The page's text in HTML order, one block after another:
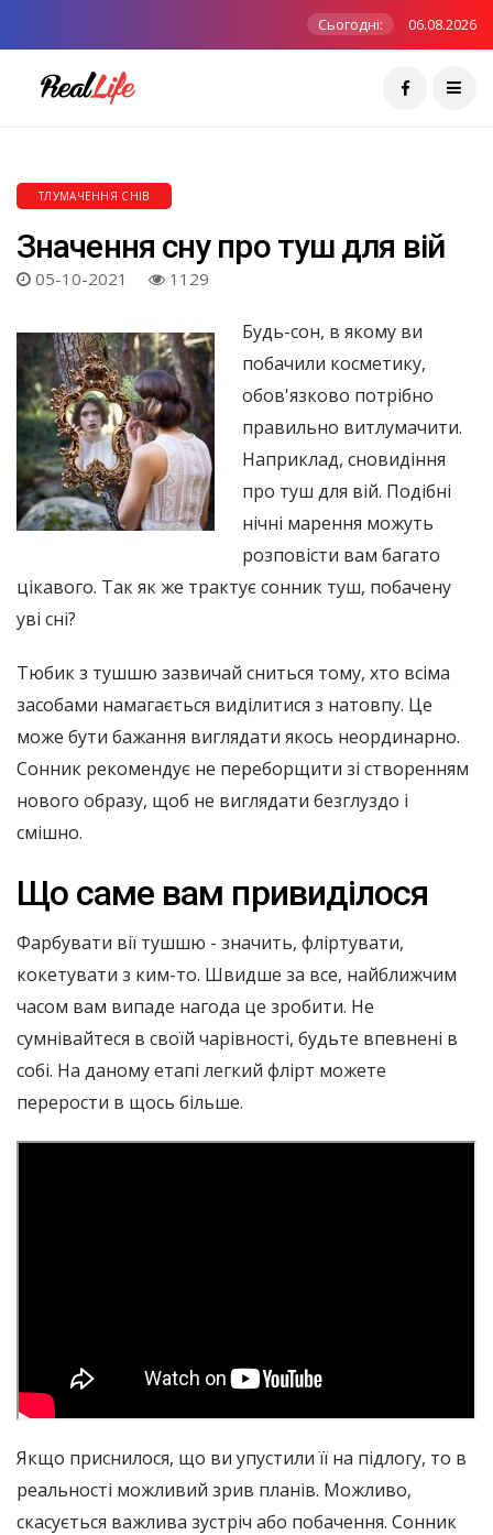
Сьогодні: 06.08.2026
ТЛУМАЧЕННЯ СНІВ
Значення сну про туш для вій
05-10-2021 1129
Будь-сон, в якому ви
побачили косметику,
обов'язково потрібно
правильно витлумачити.
Наприклад, сновидіння
про туш для вій. Подібні
нічні марення можуть
розповісти вам багато
цікавого. Так як же трактує сонник туш, побачену
уві сні?
Тюбик з тушшю зазвичай сниться тому, хто всіма
засобами намагається виділитися з натовпу. Це
може бути бажання виглядати якось неординарно.
Сонник рекомендує не переборщити зі створенням
нового образу, щоб не виглядати безглуздо і
смішно.
Що саме вам привиділося
Фарбувати вії тушшю - значить, фліртувати,
кокетувати з ким-то. Швидше за все, найближчим
часом вам випаде нагода це зробити. Не
сумнівайтеся в своїй чарівності, будьте впевнені в
собі. На даному етапі легкий флірт можете
перерости в щось більше.
Якщо приснилося, що ви упустили її на підлогу, то в
реальності можливий зрив планів. Можливо,
скасується важлива зустріч або побачення. Сонник